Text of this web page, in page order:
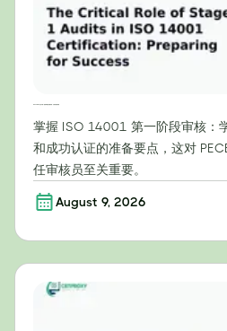
掌握 ISO 14001 第一阶段审核：
和成功认证的准备要点，这对
任审核员至关重要。
August 9, 2026